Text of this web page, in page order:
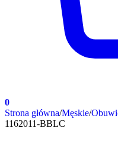
0
Strona główna/Męskie/
1162011-BBLC